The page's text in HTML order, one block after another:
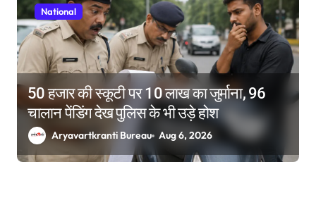
National
50 हजार की स्कूटी पर 10 लाख का जुर्माना, 96
चालान पेंडिंग देख पुलिस के भी उड़े होश
Aryavartkranti Bureau Aug 6, 2026